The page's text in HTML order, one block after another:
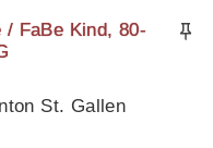
/ FaBe Kind, 80-
St. Gallen